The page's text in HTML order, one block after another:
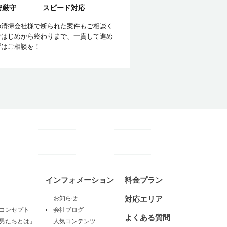
厳守 スピード対応
掃会社様で断られた案件もご相談く
じめから終わりまで、一貫して進め
ご相談を！
ンセプト
たちとは」
インフォメーション
お知らせ
会社ブログ
人気コンテンツ
料金プラン
対応エリア
よくある質問